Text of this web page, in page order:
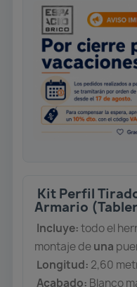
Kit Perfil
Armario
Incluye:todo el
montaje deuna
Longitud: 2,60
Acabado: Blanco